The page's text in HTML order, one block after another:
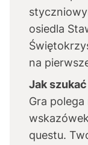
osiedla
na
Jak
Gra
questu.